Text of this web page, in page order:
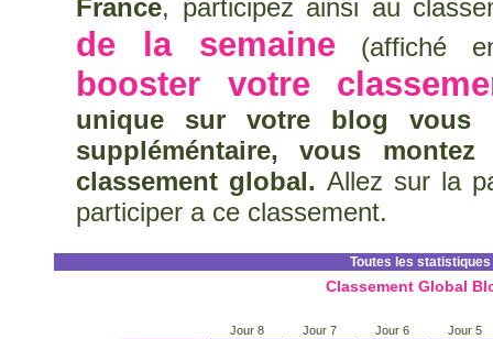
France, participez ainsi au
de la semaine (affiché
booster votre
unique sur votre blog vous
suppléméntaire, vous
classement global. Allez sur la
participer a ce classement.
Toutes les statistiques
Classement Global
Jour 8 Jour 7 Jour 6 Jour 5